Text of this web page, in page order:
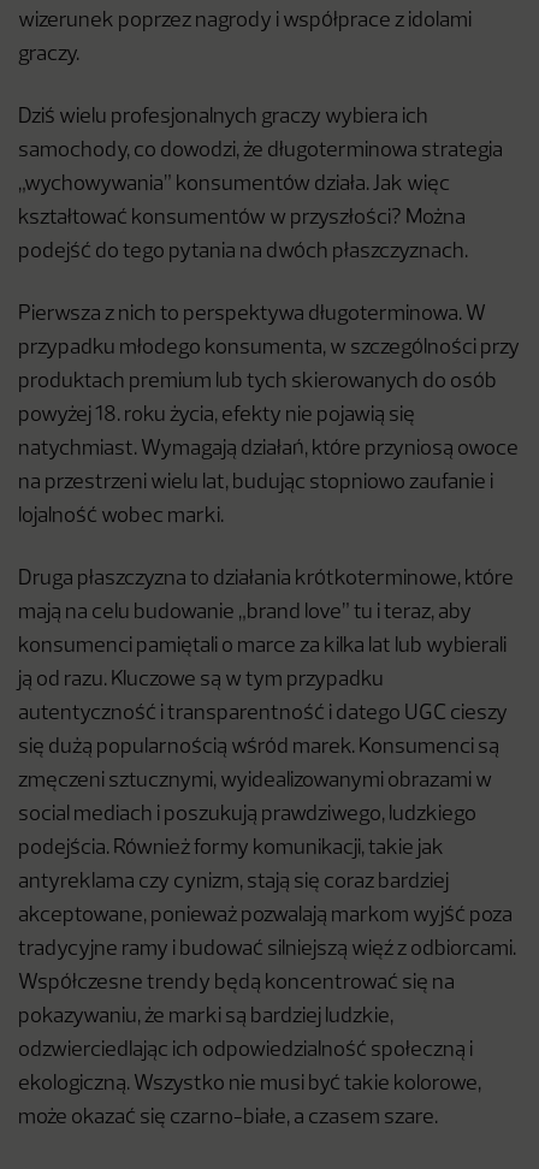
wizerunek poprzez nagrody i współprace z idolami
graczy.
Dziś wielu profesjonalnych graczy wybiera ich
samochody, co dowodzi, że długoterminowa strategia
„wychowywania” konsumentów działa. Jak więc
kształtować konsumentów w przyszłości? Można
podejść do tego pytania na dwóch płaszczyznach.
Pierwsza z nich to perspektywa długoterminowa. W
przypadku młodego konsumenta, w szczególności przy
produktach premium lub tych skierowanych do osób
powyżej 18. roku życia, efekty nie pojawią się
natychmiast. Wymagają działań, które przyniosą owoce
na przestrzeni wielu lat, budując stopniowo zaufanie i
lojalność wobec marki.
Druga płaszczyzna to działania krótkoterminowe, które
mają na celu budowanie „brand love” tu i teraz, aby
konsumenci pamiętali o marce za kilka lat lub wybierali
ją od razu. Kluczowe są w tym przypadku
autentyczność i transparentność i datego UGC cieszy
się dużą popularnością wśród marek. Konsumenci są
zmęczeni sztucznymi, wyidealizowanymi obrazami w
social mediach i poszukują prawdziwego, ludzkiego
podejścia. Również formy komunikacji, takie jak
antyreklama czy cynizm, stają się coraz bardziej
akceptowane, ponieważ pozwalają markom wyjść poza
tradycyjne ramy i budować silniejszą więź z odbiorcami.
Współczesne trendy będą koncentrować się na
pokazywaniu, że marki są bardziej ludzkie,
odzwierciedlając ich odpowiedzialność społeczną i
ekologiczną. Wszystko nie musi być takie kolorowe,
może okazać się czarno-białe, a czasem szare.